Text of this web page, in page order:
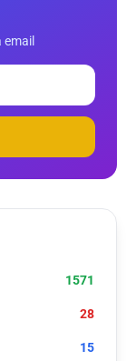
1571
28
15